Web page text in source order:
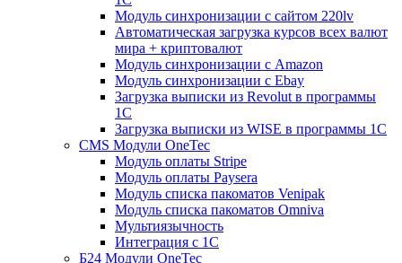
Модуль синхронизации с сайтом 220lv
Автоматическая загрузка курсов всех валют
мира + криптовалют
Модуль синхронизации с Amazon
Модуль синхронизации с Ebay
Загрузка выписки из Revolut в программы
1C
Загрузка выписки из WISE в программы 1C
CMS Модули OneTec
Модуль оплаты Stripe
Модуль оплаты Paysera
Модуль списка пакоматов Venipak
Модуль списка пакоматов Omniva
Мультиязычность
Интеграция с 1С
Б24 Модули OneTec